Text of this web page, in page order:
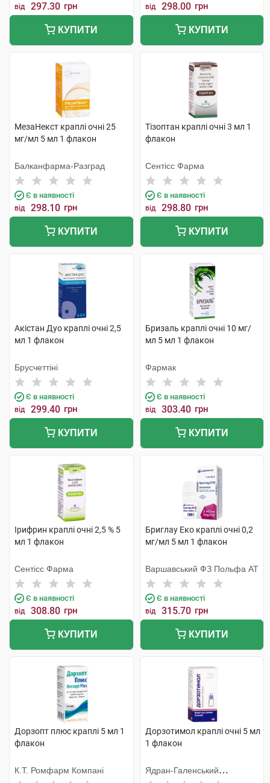
від 297.30 грн
КУПИТИ
від 298.00 грн
КУПИТИ
МезаНекст краплі очні 25
мг/мл 5 мл 1 флакон
Балканфарма-Разград
Є в наявності
від 298.10 грн
КУПИТИ
Тізоптан краплі очні 3 мл 1
флакон
Сентісс Фарма
Є в наявності
від 298.80 грн
КУПИТИ
Акістан Дуо краплі очні 2,5
мл 1 флакон
Брусчеттіні
Є в наявності
від 299.40 грн
КУПИТИ
Бризаль краплі очні 10 мг/
мл 5 мл 1 флакон
Фармак
Є в наявності
від 303.40 грн
КУПИТИ
Ірифрин краплі очні 2,5 % 5
мл 1 флакон
Сентісс Фарма
Є в наявності
від 308.80 грн
КУПИТИ
Бриглау Еко краплі очні 0,2
мг/мл 5 мл 1 флакон
Варшавський ФЗ Польфа АТ
Є в наявності
від 315.70 грн
КУПИТИ
Дорзопт плюс краплі 5 мл 1
флакон
К.Т. Ромфарм Компані
Дорзотимол краплі очні 5 мл
1 флакон
Ядран-Галенський